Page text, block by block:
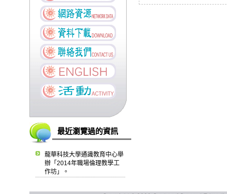
最近瀏覽過的資訊
龍華科技大學通識教育中心舉
辦「2014年職場倫理教學工
作坊」。